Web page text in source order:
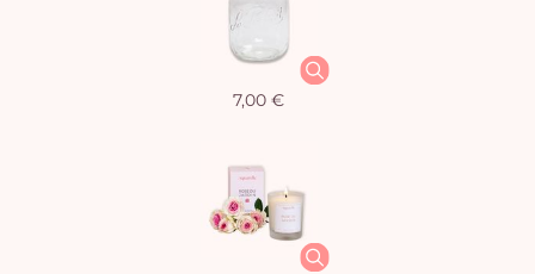
7,00 €